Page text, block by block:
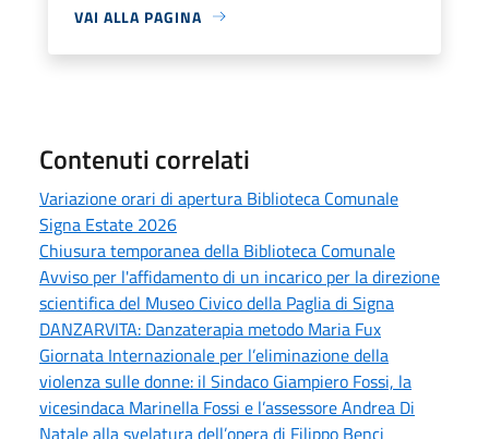
VAI ALLA PAGINA
Contenuti correlati
Variazione orari di apertura Biblioteca Comunale
Signa Estate 2026
Chiusura temporanea della Biblioteca Comunale
Avviso per l'affidamento di un incarico per la direzione
scientifica del Museo Civico della Paglia di Signa
DANZARVITA: Danzaterapia metodo Maria Fux
Giornata Internazionale per l’eliminazione della
violenza sulle donne: il Sindaco Giampiero Fossi, la
vicesindaca Marinella Fossi e l’assessore Andrea Di
Natale alla svelatura dell’opera di Filippo Benci